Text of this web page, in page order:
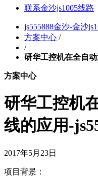
联系金沙js1005线路
js555888金沙-金沙
方案中心 /
/
研华工控机在全自
方案中心
研华工控机
线的应用-
2017年5月23日
项目背景：